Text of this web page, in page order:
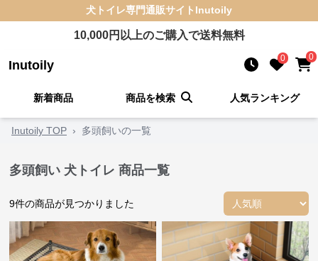
犬トイレ専門通販サイト Inutoily
10,000円以上のご購入で送料無料
Inutoily 0 0
新着商品 商品を検索 人気ランキング
Inutoily TOP › 多頭飼いの一覧
多頭飼い 犬トイレ 商品一覧
9件の商品が見つかりました